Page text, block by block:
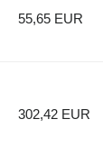
55,65 EUR
302,42 EUR